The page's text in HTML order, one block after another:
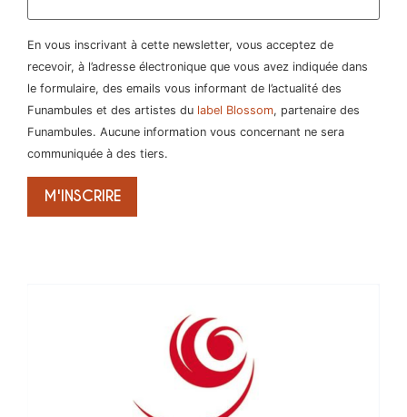
En vous inscrivant à cette newsletter, vous acceptez de
recevoir, à l’adresse électronique que vous avez indiquée dans
le formulaire, des emails vous informant de l’actualité des
Funambules et des artistes du label Blossom, partenaire des
Funambules. Aucune information vous concernant ne sera
communiquée à des tiers.